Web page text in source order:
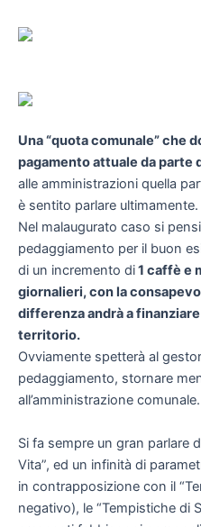
Una “quota comunale” che
pagamento attuale da parte
alle amministrazioni quella
è sentito parlare ultimamente.
Nel malaugurato caso si
pedaggiamento per il buon
di un incremento di1 caffè e
giornalieri, con la
differenza andrà a
territorio.
Ovviamente spetterà al
pedaggiamento, stornare
all’amministrazione comunale.
Si fa sempre un gran parlare
Vita”, ed un infinità di
in contrapposizione con il
negativo), le “Tempistiche di